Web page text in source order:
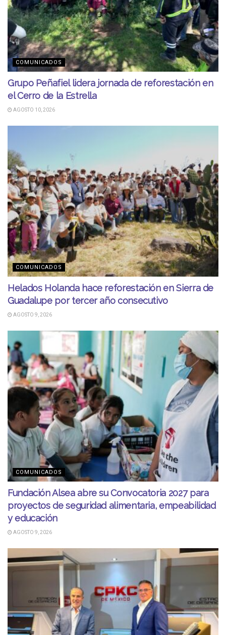
COMUNICADOS
Grupo Peñafiel lidera jornada de reforestación en
el Cerro de la Estrella
AGOSTO 10, 2026
COMUNICADOS
Helados Holanda hace reforestación en Sierra de
Guadalupe por tercer año consecutivo
AGOSTO 9, 2026
COMUNICADOS
Fundación Alsea abre su Convocatoria 2027 para
proyectos de seguridad alimentaria, empeabilidad
y educación
AGOSTO 9, 2026